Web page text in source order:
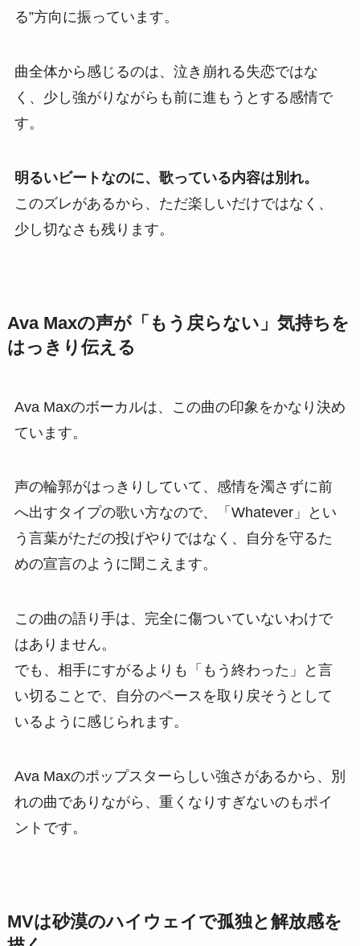
る”方向に振っています。
曲全体から感じるのは、泣き崩れる失恋ではな
く、少し強がりながらも前に進もうとする感情で
す。
明るいビートなのに、歌っている内容は別れ。
このズレがあるから、ただ楽しいだけではなく、
少し切なさも残ります。
Ava Maxの声が「もう戻らない」気持ちを
はっきり伝える
Ava Maxのボーカルは、この曲の印象をかなり決め
ています。
声の輪郭がはっきりしていて、感情を濁さずに前
へ出すタイプの歌い方なので、「Whatever」とい
う言葉がただの投げやりではなく、自分を守るた
めの宣言のように聞こえます。
この曲の語り手は、完全に傷ついていないわけで
はありません。
でも、相手にすがるよりも「もう終わった」と言
い切ることで、自分のペースを取り戻そうとして
いるように感じられます。
Ava Maxのポップスターらしい強さがあるから、別
れの曲でありながら、重くなりすぎないのもポイ
ントです。
MVは砂漠のハイウェイで孤独と解放感を